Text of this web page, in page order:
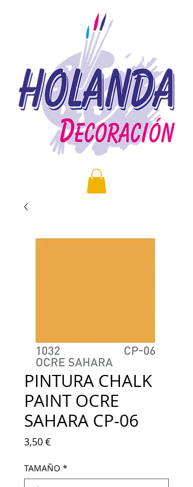
PINTURA CHALK
PAINT OCRE
SAHARA CP-06
3,50 €Precio
TAMAÑO *